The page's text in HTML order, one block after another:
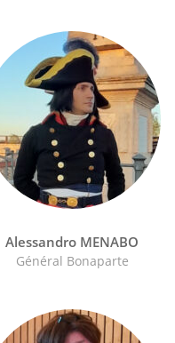
Alessandro MENABO
Général Bonaparte